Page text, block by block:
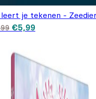
je tekenen -
Oorspronkelijke prijs
€5,99Huidige prijs